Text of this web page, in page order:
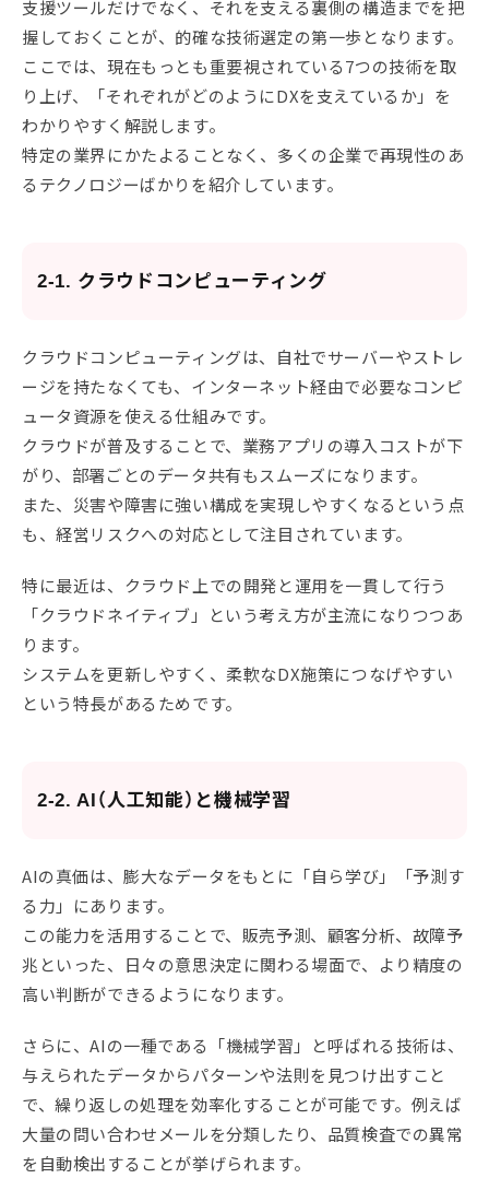
支援ツールだけでなく、それを支える裏側の構造までを把
握しておくことが、的確な技術選定の第一歩となります。
ここでは、現在もっとも重要視されている7つの技術を取
り上げ、「それぞれがどのようにDXを支えているか」を
わかりやすく解説します。
特定の業界にかたよることなく、多くの企業で再現性のあ
るテクノロジーばかりを紹介しています。
2-1. クラウドコンピューティング
クラウドコンピューティングは、自社でサーバーやストレ
ージを持たなくても、インターネット経由で必要なコンピ
ュータ資源を使える仕組みです。
クラウドが普及することで、業務アプリの導入コストが下
がり、部署ごとのデータ共有もスムーズになります。
また、災害や障害に強い構成を実現しやすくなるという点
も、経営リスクへの対応として注目されています。
特に最近は、クラウド上での開発と運用を一貫して行う
「クラウドネイティブ」という考え方が主流になりつつあ
ります。
システムを更新しやすく、柔軟なDX施策につなげやすい
という特長があるためです。
2-2. AI（人工知能）と機械学習
AIの真価は、膨大なデータをもとに「自ら学び」「予測す
る力」にあります。
この能力を活用することで、販売予測、顧客分析、故障予
兆といった、日々の意思決定に関わる場面で、より精度の
高い判断ができるようになります。
さらに、AIの一種である「機械学習」と呼ばれる技術は、
与えられたデータからパターンや法則を見つけ出すこと
で、繰り返しの処理を効率化することが可能です。例えば
大量の問い合わせメールを分類したり、品質検査での異常
を自動検出することが挙げられます。